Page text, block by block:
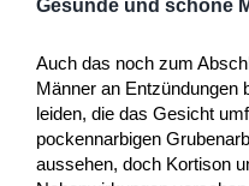
Gesunde und schöne
Auch das noch zum
Männer an Entzündungen
leiden, die das Gesicht
pockennarbigen
aussehen, doch Kortison